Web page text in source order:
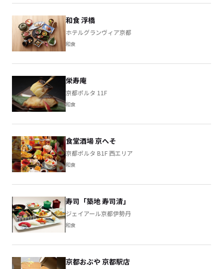
和食 浮橋
ホテルグランヴィア京都
和食
栄寿庵
京都ポルタ 11F
和食
食堂酒場 京へそ
京都ポルタ B1F 西エリア
和食
寿司「築地 寿司清」
ジェイアール京都伊勢丹
和食
京都おぶや 京都駅店